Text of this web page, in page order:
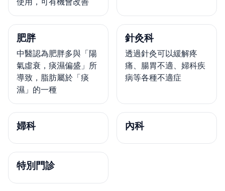
肥胖
中醫認為肥胖多與「陽
氣虛衰，痰濕偏盛」所
導致，脂肪屬於「痰
濕」的一種
針灸科
透過針灸可以緩解疼
痛、腸胃不適、婦科疾
病等各種不適症
婦科 內科
特別門診